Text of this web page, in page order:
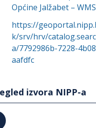
Općine Jalžabet – WMS
https://
k/srv/hrv/
a/7792986b-7228-
aafdfc
izvora NIPP-a